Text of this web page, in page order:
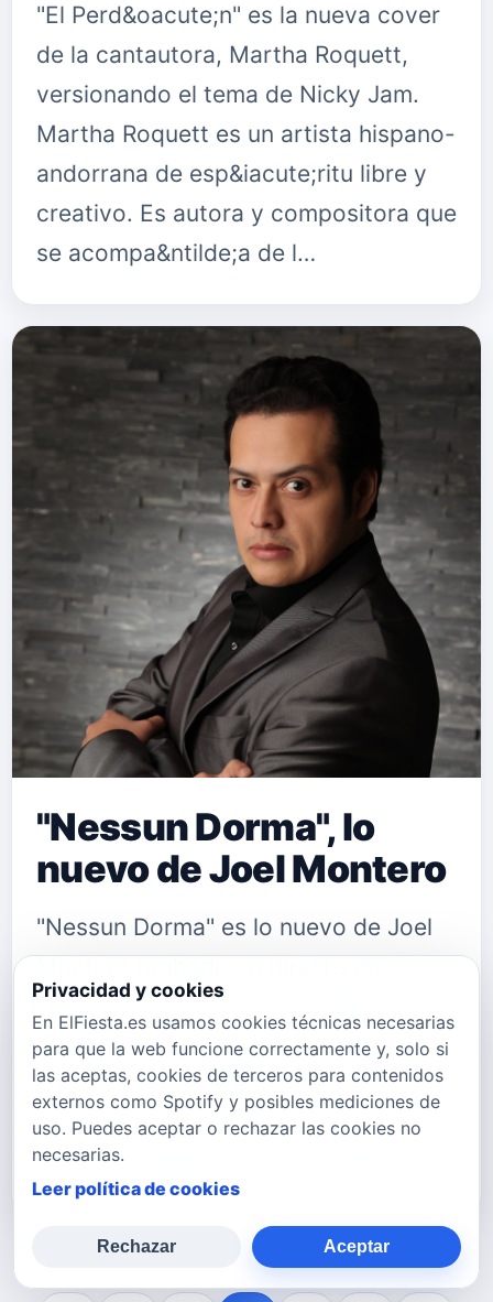
"El Perd&oacute;n" es la nueva cover
de la cantautora, Martha Roquett,
versionando el tema de Nicky Jam.
Martha Roquett es un artista hispano-
andorrana de esp&iacute;ritu libre y
creativo. Es autora y compositora que
se acompa&ntilde;a de l…
"Nessun Dorma", lo
nuevo de Joel Montero
"Nessun Dorma" es lo nuevo de Joel
Alemania. Joel Montero inici&oacute;
sus estudios musicales con tan
s&oacute;lo 7 a&ntilde;os de edad en
la ciudad de Chetumal Quintana Roo.
Poco despu&eacute;s se traslada a …
Privacidad y cookies
En ElFiesta.es usamos cookies técnicas necesarias
para que la web funcione correctamente y, solo si
las aceptas, cookies de terceros para contenidos
externos como Spotify y posibles mediciones de
uso. Puedes aceptar o rechazar las cookies no
necesarias.
Leer política de cookies
Rechazar Aceptar